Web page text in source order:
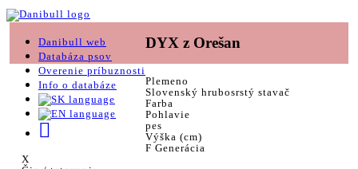
Danibull web
Databáza psov
Overenie príbuznosti
Info o databáze
DYX z Orešan
Plemeno
Slovenský hrubosrstý stavač
Farba
Pohlavie
pes
Výška (cm)
F Generácia
X